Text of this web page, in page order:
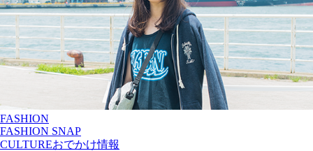
FASHION
FASHION SNAP
CULTUREおでかけ情報